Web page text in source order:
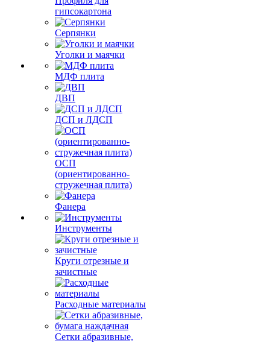
гипсокартона
Серпянки
Уголки и маячки
МДФ плита
ДВП
ДСП и ЛДСП
ОСП
(ориентированно-
стружечная плита)
Фанера
Инструменты
Круги отрезные и
зачистные
Расходные материалы
Сетки абразивные,